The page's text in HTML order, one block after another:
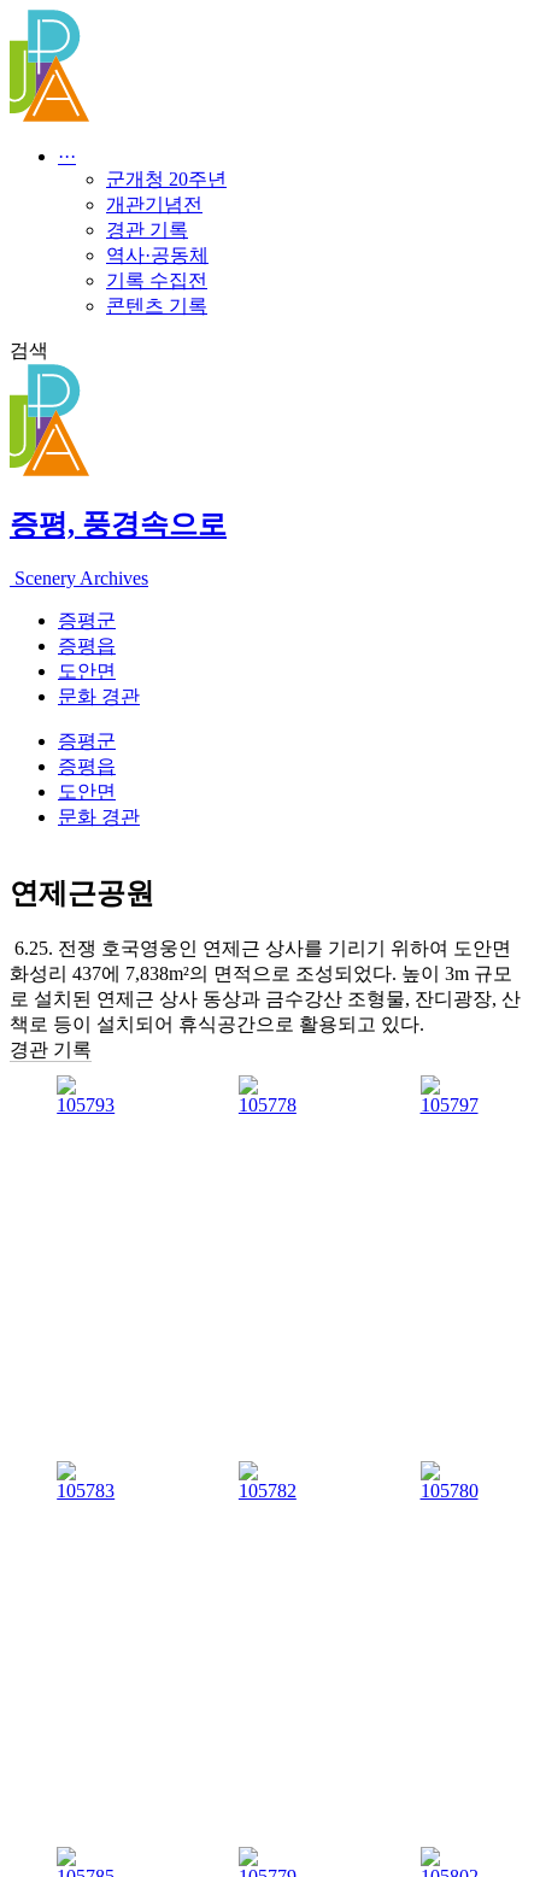
텐
로
건
···
군개청 20주년
개관기념전
경관 기록
역사·공동체
기록 수집전
콘텐츠 기록
검색
증평, 풍경속으로
Scenery Archives
증평군
증평읍
도안면
문화 경관
증평군
증평읍
도안면
문화 경관
연제근공원
6.25. 전쟁 호국영웅인 연제근 상사를 기리기 위하여 도안면
화성리 437에 7,838m²의 면적으로 조성되었다. 높이 3m 규모
로 설치된 연제근 상사 동상과 금수강산 조형물, 잔디광장, 산
책로 등이 설치되어 휴식공간으로 활용되고 있다.
경관 기록